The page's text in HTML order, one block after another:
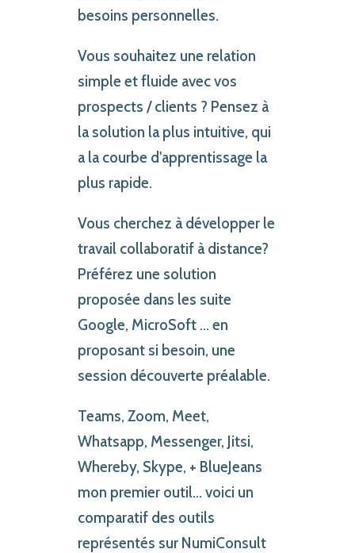
besoins personnelles.
Vous souhaitez une relation
simple et fluide avec vos
prospects / clients ? Pensez à
la solution la plus intuitive, qui
a la courbe d'apprentissage la
plus rapide.
Vous cherchez à développer le
travail collaboratif à distance?
Préférez une solution
proposée dans les suite
Google, MicroSoft ... en
proposant si besoin, une
session découverte préalable.
Teams, Zoom, Meet,
Whatsapp, Messenger, Jitsi,
Whereby, Skype, + BlueJeans
mon premier outil... voici un
comparatif des outils
représentés sur NumiConsult